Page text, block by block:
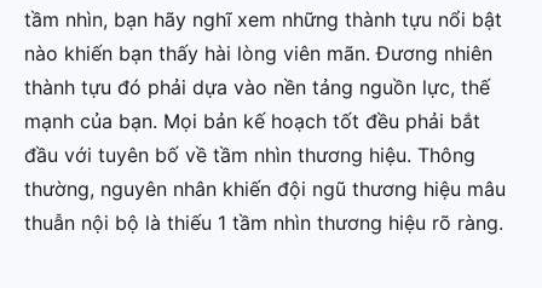
tầm nhìn, bạn hãy nghĩ xem những thành tựu nổi bật
nào khiến bạn thấy hài lòng viên mãn. Đương nhiên
thành tựu đó phải dựa vào nền tảng nguồn lực, thế
mạnh của bạn. Mọi bản kế hoạch tốt đều phải bắt
đầu với tuyên bố về tầm nhìn thương hiệu. Thông
thường, nguyên nhân khiến đội ngũ thương hiệu mâu
thuẫn nội bộ là thiếu 1 tầm nhìn thương hiệu rõ ràng.